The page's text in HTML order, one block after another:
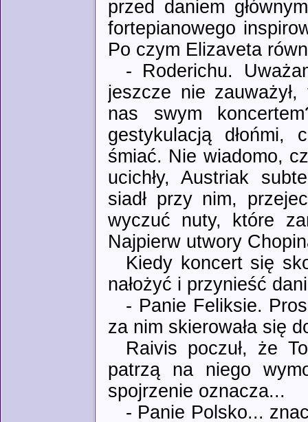
przed daniem
fortepianowego
Po czym Elizaveta
- Roderichu.
jeszcze nie
nas swym
gestykulacją dłońmi,
śmiać. Nie wiadomo,
ucichły, Austriak
siadł przy nim,
wyczuć nuty, które
Najpierw utwory
Kiedy koncert się
nałożyć i przynieść
- Panie Feliksie.
za nim skierowała się
Raivis poczuł, że
patrzą na niego
spojrzenie oznacza...
- Panie Polsko...